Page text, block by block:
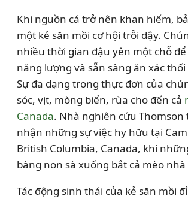
Khi nguồn cá trở nên khan hiếm,
một kẻ săn mồi cơ hội trỗi dậy.
nhiều thời gian đậu yên một chỗ
năng lượng và sẵn sàng ăn xác thối
Sự đa dạng trong thực đơn của
sóc, vịt, mòng biển, rùa cho đến cả
Canada. Nhà nghiên cứu Thomson
nhận những sự việc hy hữu tại
British Columbia, Canada, khi
bàng non sà xuống bắt cả mèo
Tác động sinh thái của kẻ săn mồi